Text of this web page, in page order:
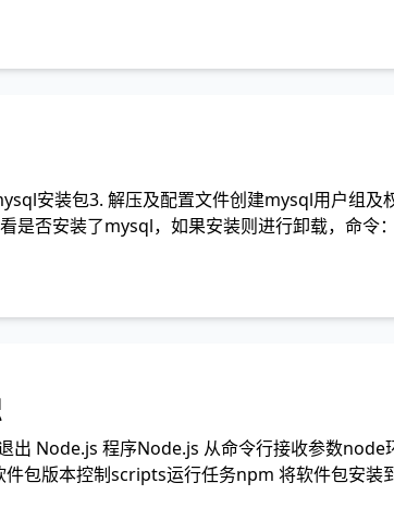
安装包3. 解压及配置文件创建mysql用户组
是否安装了mysql，如果安装则进行卸载，命
出 Node.js 程序Node.js 从命令行接收参数
件包版本控制scripts运行任务npm 将软件包安装